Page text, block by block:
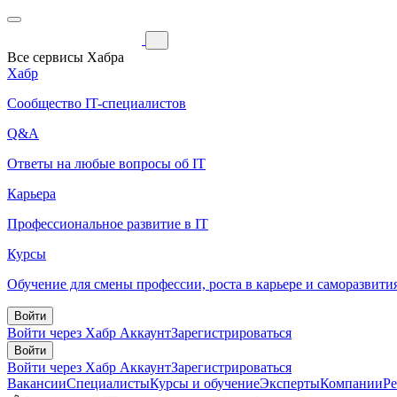
Все сервисы Хабра
Хабр
Сообщество IT-специалистов
Q&A
Ответы на любые вопросы об IT
Карьера
Профессиональное развитие в IT
Курсы
Обучение для смены профессии, роста в карьере и
Войти
Войти через Хабр АккаунтЗарегистрироваться
Войти
Войти через Хабр АккаунтЗарегистрироваться
ВакансииСпециалистыКурсы и обучениеЭкспертыКомпании